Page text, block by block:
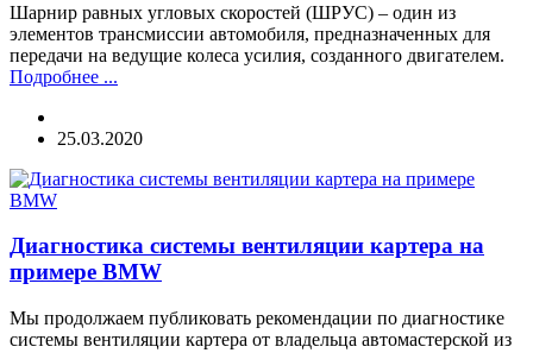
Шарнир равных угловых скоростей (ШРУС) – один из
элементов трансмиссии автомобиля, предназначенных для
передачи на ведущие колеса усилия, созданного двигателем.
Подробнее ...
25.03.2020
Диагностика системы вентиляции картера на
примере BMW
Мы продолжаем публиковать рекомендации по диагностике
системы вентиляции картера от владельца автомастерской из